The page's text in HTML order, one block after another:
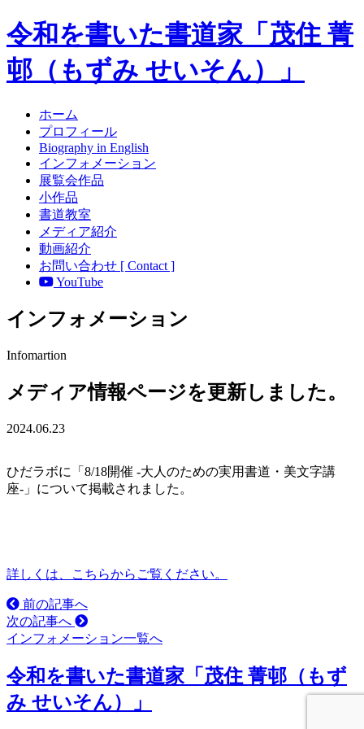
令和を書いた書道家「茂住 菁
邨（もずみ せいそん）」
ホーム
プロフィール
Biography in English
インフォメーション
展覧会作品
小作品
書道教室
メディア紹介
動画紹介
お問い合わせ [ Contact ]
YouTube
インフォメーション
Infomartion
メディア情報ページを更新しました。
2024.06.23
ひだラボに「8/18開催 -大人のための実用書道・美文字講
座-」について掲載されました。
詳しくは、こちらからご覧ください。
前の記事へ
次の記事へ
インフォメーション一覧へ
令和を書いた書道家「茂住 菁邨（もず
み せいそん）」